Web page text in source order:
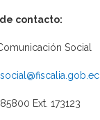
contacto:
Social
Ext. 173123